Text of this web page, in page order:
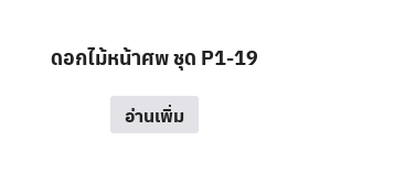
ดอกไม้หน้าศพ ชุด P1-19
อ่านเพิ่ม